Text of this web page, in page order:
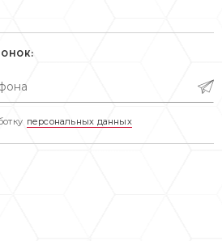
персональных данных